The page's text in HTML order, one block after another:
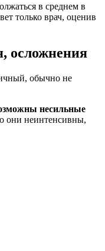
в среднем в
только врач, оценив
осложнения
обычно не
несильные
они неинтенсивны,